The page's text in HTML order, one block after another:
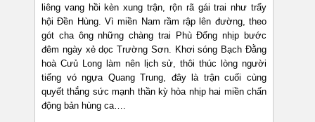
liêng vang hồi kèn xung trận, rộn rã gái trai như trẩy
hội Đền Hùng. Vì miền Nam rầm rập lên đường, theo
gót cha ông những chàng trai Phù Đổng nhịp bước
đêm ngày xẻ dọc Trường Sơn. Khơi sóng Bạch Đằng
hoà Cưủ Long làm nên lịch sử, thôi thúc lòng người
tiếng vó ngựa Quang Trung, đây là trận cuối cùng
quyết thắng sức mạnh thần kỳ hòa nhịp hai miền chấn
động bản hùng ca….